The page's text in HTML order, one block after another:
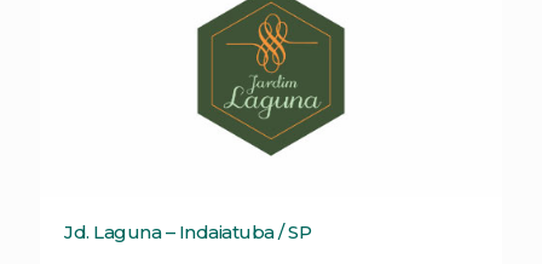
Jd. Laguna – Indaiatuba / SP